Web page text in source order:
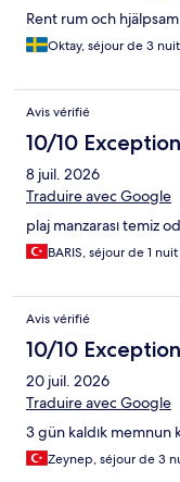
Rent rum och
Oktay, séjour de 3
Avis vérifié
10/10
8 juil. 2026
Traduire avec Google
plaj manzarası temiz
BARIS, séjour de 1 nuit
Avis vérifié
10/10
20 juil. 2026
Traduire avec Google
3 gün kaldık memnun
Zeynep, séjour de 3